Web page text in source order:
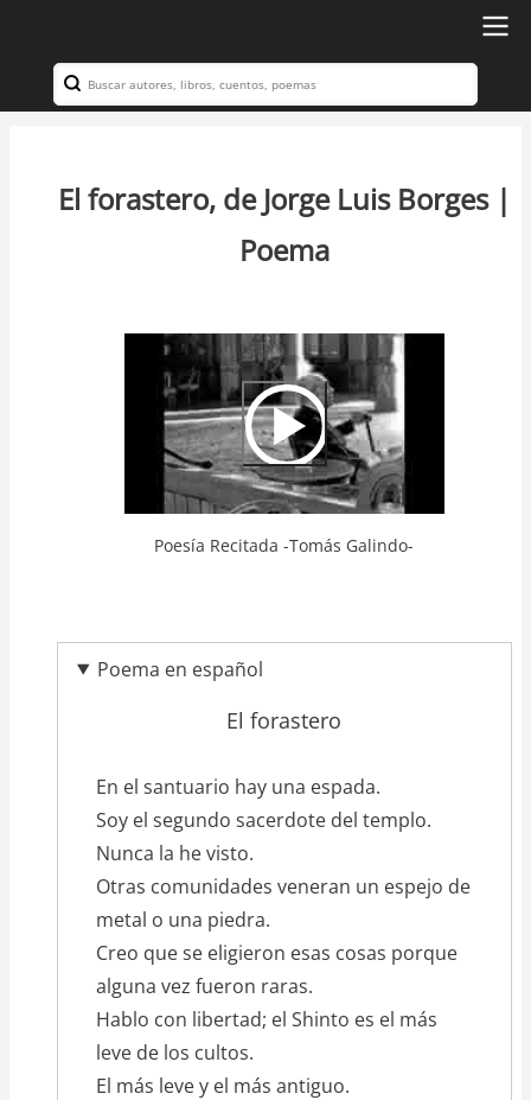
contenido
principal
Navegación
Search
El forastero, de Jorge Luis Borges |
Poema
Video
Url
Poesía Recitada -Tomás Galindo-
Poema en español
El forastero
texto_poema
En el santuario hay una espada.
Soy el segundo sacerdote del templo.
Nunca la he visto.
Otras comunidades veneran un espejo de
metal o una piedra.
Creo que se eligieron esas cosas porque
alguna vez fueron raras.
Hablo con libertad; el Shinto es el más
leve de los cultos.
El más leve y el más antiguo.